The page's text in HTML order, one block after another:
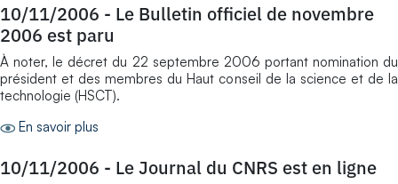
10/11/2006 - Le Bulletin officiel de novembre
2006 est paru
À noter, le décret du 22 septembre 2006 portant nomination du
président et des membres du Haut conseil de la science et de la
technologie (HSCT).
En savoir plus
10/11/2006 - Le Journal du CNRS est en ligne